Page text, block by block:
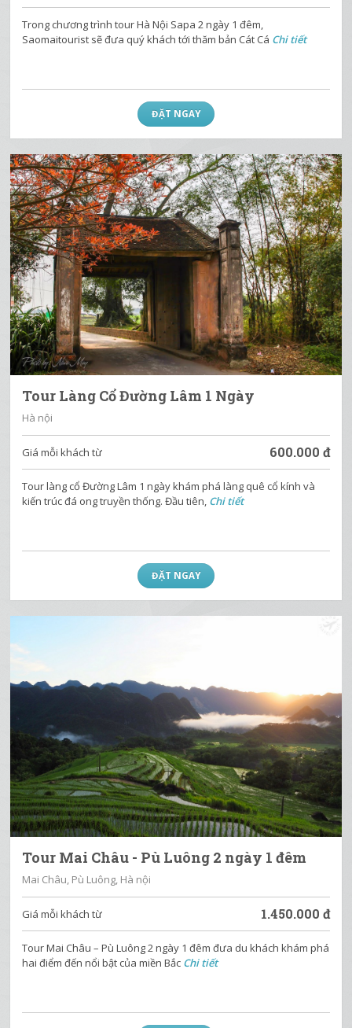
Trong chương trình tour Hà Nội Sapa 2 ngày 1 đêm,
Saomaitourist sẽ đưa quý khách tới thăm bản Cát Cá Chi tiết
ĐẶT NGAY
Tour Làng Cổ Đường Lâm 1 Ngày
Hà nội
Giá mỗi khách từ 600.000 đ
Tour làng cổ Đường Lâm 1 ngày khám phá làng quê cổ kính và
kiến trúc đá ong truyền thống. Đầu tiên, Chi tiết
ĐẶT NGAY
Tour Mai Châu - Pù Luông 2 ngày 1 đêm
Mai Châu, Pù Luông, Hà nội
Giá mỗi khách từ 1.450.000 đ
Tour Mai Châu – Pù Luông 2 ngày 1 đêm đưa du khách khám phá
hai điểm đến nổi bật của miền Bắc Chi tiết